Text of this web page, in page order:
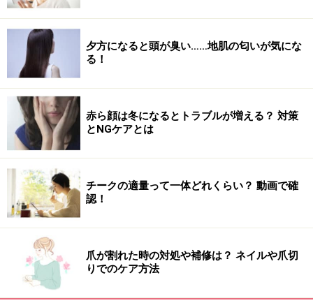
夕方になると頭が臭い……地肌の匂いが気にな
る！
赤ら顔は冬になるとトラブルが増える？ 対策
とNGケアとは
チークの適量って一体どれくらい？ 動画で確
認！
爪が割れた時の対処や補修は？ ネイルや爪切
りでのケア方法